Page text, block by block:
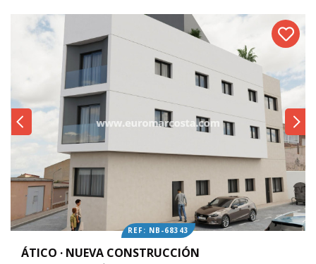
REF: NB-68343
ÁTICO · NUEVA CONSTRUCCIÓN